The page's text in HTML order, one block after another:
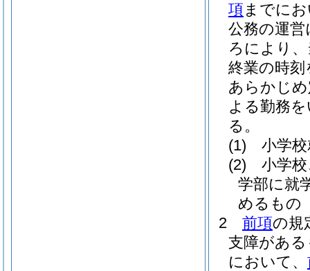
項 までに
公務の運
ろにより
終業の時
あらかじ
よる勤務
る。
(1)
小学
(2)
小学
学部に就
めるもの
2
前項の規
支障があ
において、